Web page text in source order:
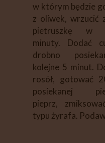
w którym będzie
z oliwek, wrzucić
pietruszkę w
minuty. Dodać
drobno
kolejne 5 minut.
rosół, gotować
posiekanej
pieprz,
typu żyrafa.